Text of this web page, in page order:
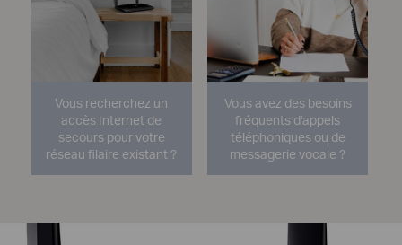
Vous recherchez un
accès Internet de
secours pour votre
réseau filaire existant ?
Vous avez des besoins
fréquents d'appels
téléphoniques ou de
messagerie vocale ?